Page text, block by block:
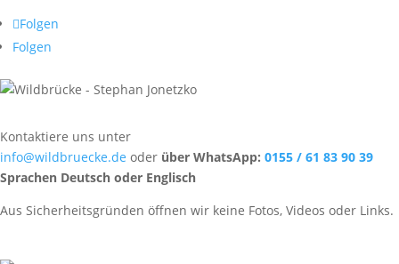
Folgen
Folgen
Kontaktiere uns unter
info@wildbruecke.de oder über WhatsApp: 0155 / 61 83 90 39
Sprachen Deutsch oder Englisch
Aus Sicherheitsgründen öffnen wir keine Fotos, Videos oder Links.